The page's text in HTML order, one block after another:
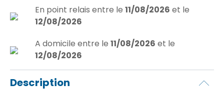
En point relais entre le 11/08/2026 et le
12/08/2026
A domicile entre le 11/08/2026 et le
12/08/2026
Description